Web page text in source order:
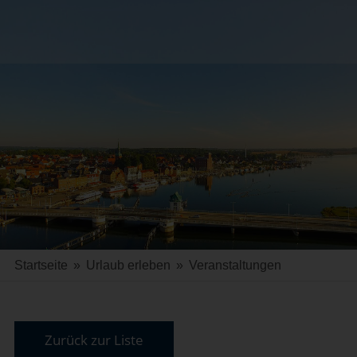
Startseite » Urlaub erleben » Veranstaltungen
Zurück zur Liste